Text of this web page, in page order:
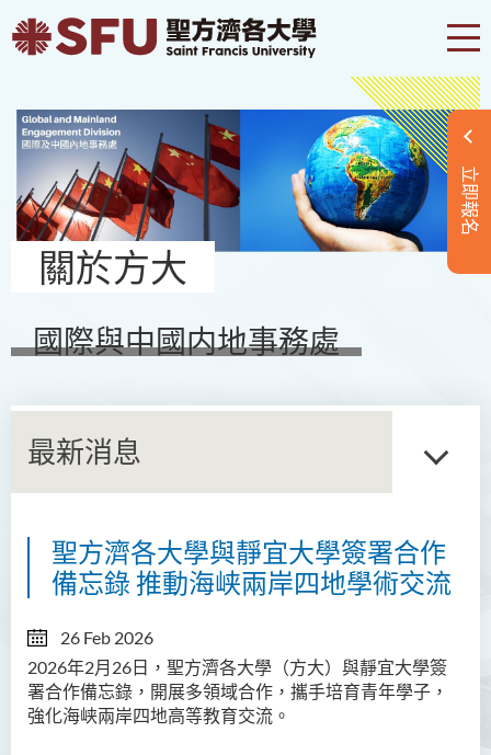
立即報名
關於方大
國際與中國内地事務處
最新消息
聖方濟各大學與靜宜大學簽署合作
備忘錄 推動海峡兩岸四地學術交流
26 Feb 2026
2026年2月26日，聖方濟各大學（方大）與靜宜大學簽
署合作備忘錄，開展多領域合作，攜手培育青年學子，
強化海峡兩岸四地高等教育交流。
關於國際與中國内地事務處
活動